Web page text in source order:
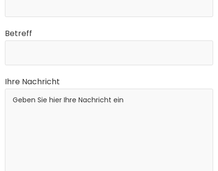
Bitte lasse dieses Feld leer.
Betreff
Ihre Nachricht